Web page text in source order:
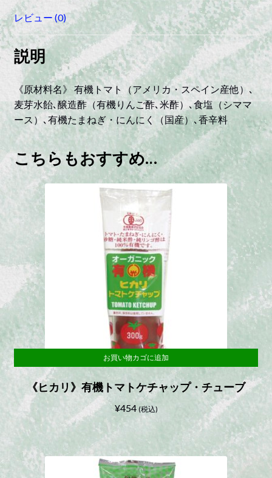
ッ
プ
（有
機
マ
ト
使
用）
quantity
レビュー (0)
説明
《原材料名》 有機トマト（アメリカ・スペイン産他）､
麦芽水飴､醸造酢（有機りんご酢､米酢）､食塩（シママ
ース）､有機たまねぎ・にんにく（国産）､香辛料
こちらもおすすめ…
《ヒカリ》有機トマトケチャップ・チューブ
¥454 (税込)
お買い物カゴに追加